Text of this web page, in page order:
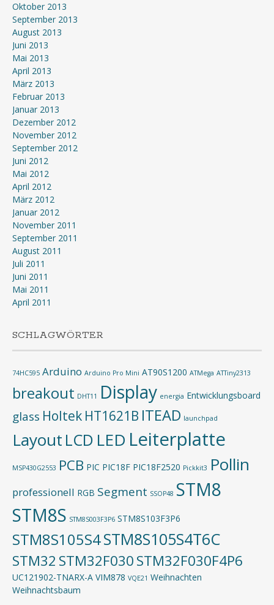
Oktober 2013
September 2013
August 2013
Juni 2013
Mai 2013
April 2013
März 2013
Februar 2013
Januar 2013
Dezember 2012
November 2012
September 2012
Juni 2012
Mai 2012
April 2012
März 2012
Januar 2012
November 2011
September 2011
August 2011
Juli 2011
Juni 2011
Mai 2011
April 2011
SCHLAGWÖRTER
74HC595 Arduino Arduino Pro Mini AT90S1200 ATMega ATTiny2313
breakout DHT11 Display energia Entwicklungsboard
glass Holtek HT1621B ITEAD launchpad
Layout LCD LED Leiterplatte
MSP430G2553 PCB PIC PIC18F PIC18F2520 Pickkit3 Pollin
professionell RGB Segment SSOP48 STM8
STM8S STM8S003F3P6 STM8S103F3P6
STM8S105S4STM8S105S4T6C
STM32 STM32F030STM32F030F4P6
UC121902-TNARX-A VIM878 VQE21 Weihnachten
Weihnachtsbaum